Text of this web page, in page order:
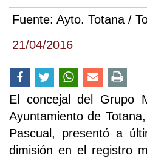
21/04/2016
Fuente: Ayto. Totana /
El concejal del Grupo
Ayuntamiento de
Pascual, presentó a
dimisión en el registro